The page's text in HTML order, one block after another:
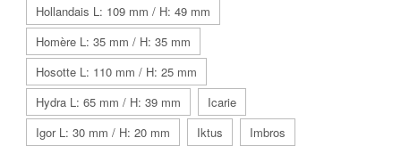
Hollandais L: 109 mm / H: 49 mm
Homère L: 35 mm / H: 35 mm
Hosotte L: 110 mm / H: 25 mm
Hydra L: 65 mm / H: 39 mm
Icarie
Igor L: 30 mm / H: 20 mm
Iktus
Imbros